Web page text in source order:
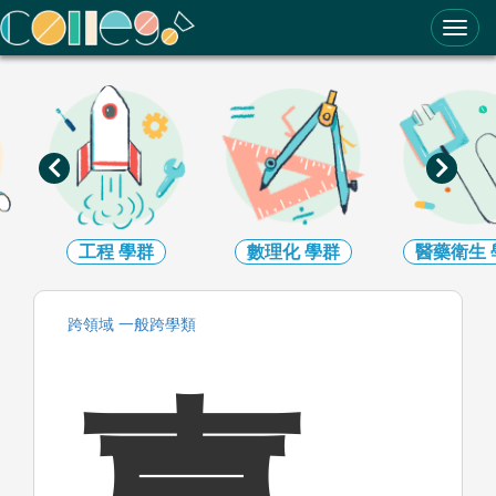
ColleGo! 大學選才與高中育才輔助系統
工程 學群 數理化學群 醫藥衛生
跨領域 一般跨學類